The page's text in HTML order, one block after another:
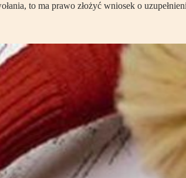
to ma prawo złożyć wniosek o